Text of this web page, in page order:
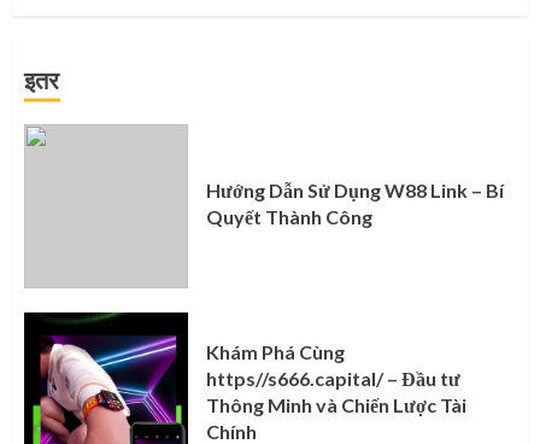
इतर
Hướng Dẫn Sử Dụng W88 Link – Bí
Quyết Thành Công
Khám Phá Cùng
https//s666.capital/ – Đầu tư
Thông Minh và Chiến Lược Tài
Chính